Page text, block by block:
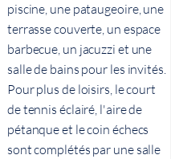
piscine, une pataugeoire, une
terrasse couverte, un espace
barbecue, un jacuzzi et une
salle de bains pour les invités.
Pour plus de loisirs, le court
de tennis éclairé, l'aire de
pétanque et le coin échecs
sont complétés par une salle